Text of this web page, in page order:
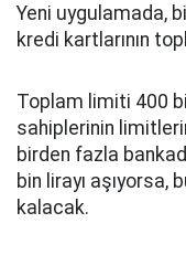
Yeni uygulamada,
kredi kartlarının
Toplam limiti 400
sahiplerinin
birden fazla
bin lirayı aşıyorsa,
kalacak.